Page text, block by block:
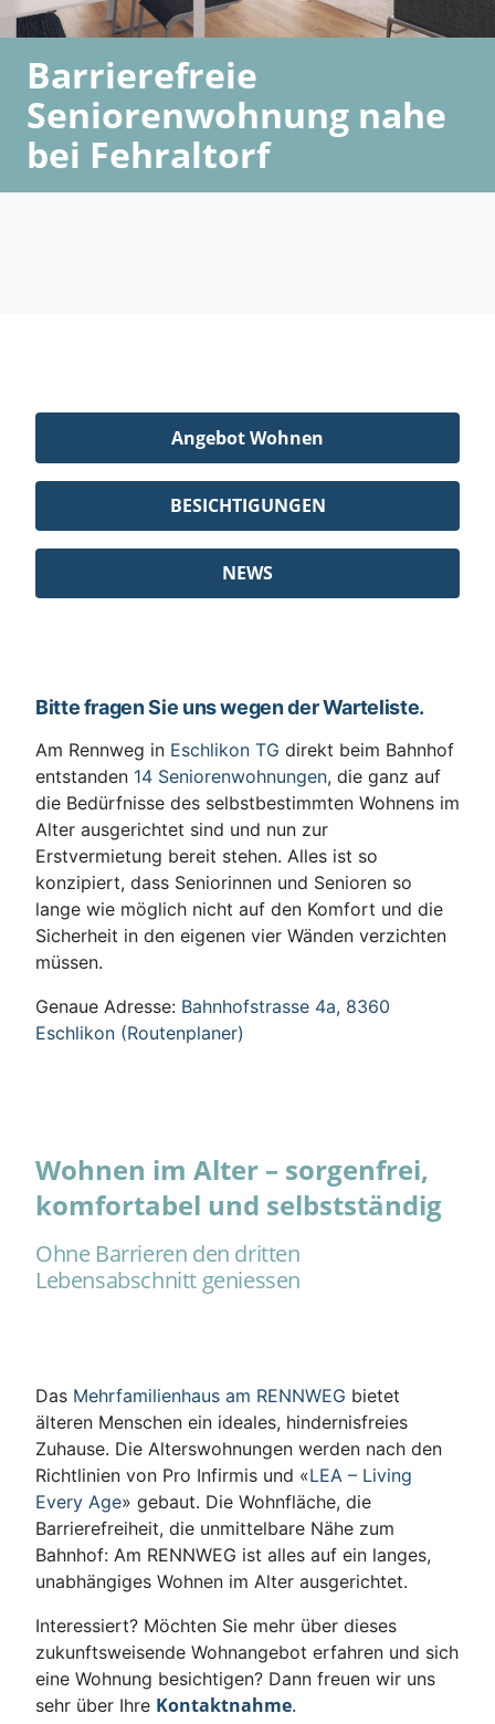
Barrierefreie
Seniorenwohnung nahe
bei Fehraltorf
Angebot Wohnen
BESICHTIGUNGEN
NEWS
Bitte fragen Sie uns wegen der Warteliste.
Am Rennweg in Eschlikon TG direkt beim Bahnhof
entstanden 14 Seniorenwohnungen, die ganz auf
die Bedürfnisse des selbstbestimmten Wohnens im
Alter ausgerichtet sind und nun zur
Erstvermietung bereit stehen. Alles ist so
konzipiert, dass Seniorinnen und Senioren so
lange wie möglich nicht auf den Komfort und die
Sicherheit in den eigenen vier Wänden verzichten
müssen.
Genaue Adresse: Bahnhofstrasse 4a, 8360
Eschlikon (Routenplaner)
Wohnen im Alter – sorgenfrei,
komfortabel und selbstständig
Ohne Barrieren den dritten
Lebensabschnitt geniessen
Das Mehrfamilienhaus am RENNWEG bietet
älteren Menschen ein ideales, hindernisfreies
Zuhause. Die Alterswohnungen werden nach den
Richtlinien von Pro Infirmis und «LEA – Living
Every Age» gebaut. Die Wohnfläche, die
Barrierefreiheit, die unmittelbare Nähe zum
Bahnhof: Am RENNWEG ist alles auf ein langes,
unabhängiges Wohnen im Alter ausgerichtet.
Interessiert? Möchten Sie mehr über dieses
zukunftsweisende Wohnangebot erfahren und sich
eine Wohnung besichtigen? Dann freuen wir uns
sehr über Ihre Kontaktnahme.